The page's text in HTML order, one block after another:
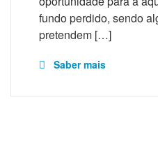
fundo perdido, sendo
pretendem […]
Saber mais